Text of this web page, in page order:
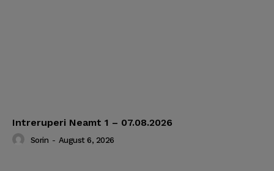
Intreruperi Neamt 1 – 07.08.2026
Sorin - August 6, 2026